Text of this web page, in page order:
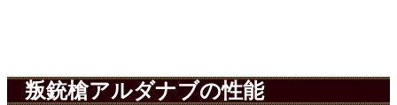
叛銃槍アルダナブの性能